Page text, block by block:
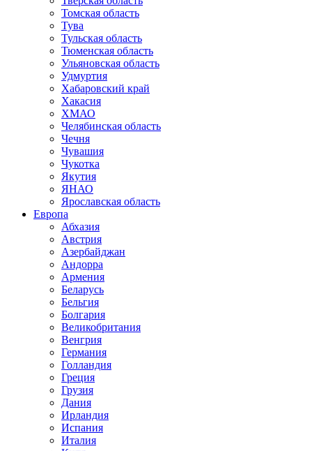
Томская область
Тува
Тульская область
Тюменская область
Ульяновская область
Удмуртия
Хабаровский край
Хакасия
ХМАО
Челябинская область
Чечня
Чувашия
Чукотка
Якутия
ЯНАО
Ярославская область
Европа
Абхазия
Австрия
Азербайджан
Андорра
Армения
Беларусь
Бельгия
Болгария
Великобритания
Венгрия
Германия
Голландия
Греция
Грузия
Дания
Ирландия
Испания
Италия